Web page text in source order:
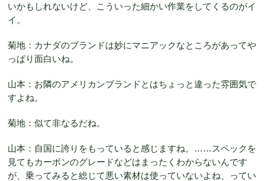
いかもしれないけど、こういった細かい作業をしてくるのがイ
イ。
菊地：カナダのブランドは妙にマニアックなところがあってや
っぱり面白いね。
山本：お隣のアメリカンブランドとはちょっと違った雰囲気で
すよね。
菊地：似て非なるだね。
山本：自国に誇りをもっていると感じますね。……スペックを
見てもカーボンのグレードなどはまったくわからないんです
が、乗ってみると総じて悪い素材は使っていないよね、ってい